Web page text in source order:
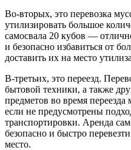
Во-вторых, это перевозка
утилизировать большое
самосвала 20 кубов —
и безопасно избавиться от
доставить их на место
В-третьих, это переезд.
бытовой техники, а также
предметов во время
если не предусмотрены
транспортировки. Аренда
безопасно и быстро
место.